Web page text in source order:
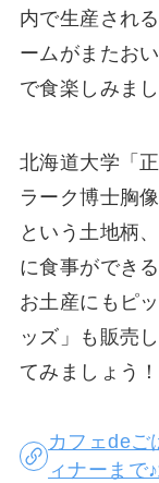
内で生産され
ームがまたお
で食楽しみまし
北海道大学「
ラーク博士胸
という土地柄
に食事ができ
お土産にもピ
ッズ」も販売
てみましょう！
カフェdeご
ィナーまで